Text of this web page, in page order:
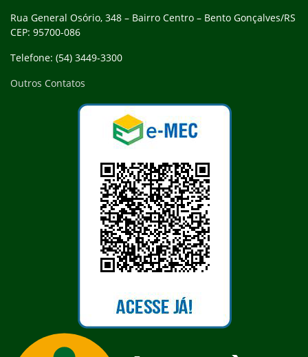
Rua General Osório, 348 – Bairro Centro – Bento Gonçalves/RS
CEP: 95700-086
Telefone: (54) 3449-3300
Outros Contatos